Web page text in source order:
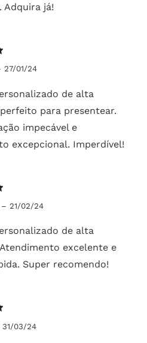
Adquira já!
27/01/24
de alta
para presentear.
impecável e
excepcional. Imperdível!
– 21/02/24
de alta
excelente e
Super recomendo!
31/03/24